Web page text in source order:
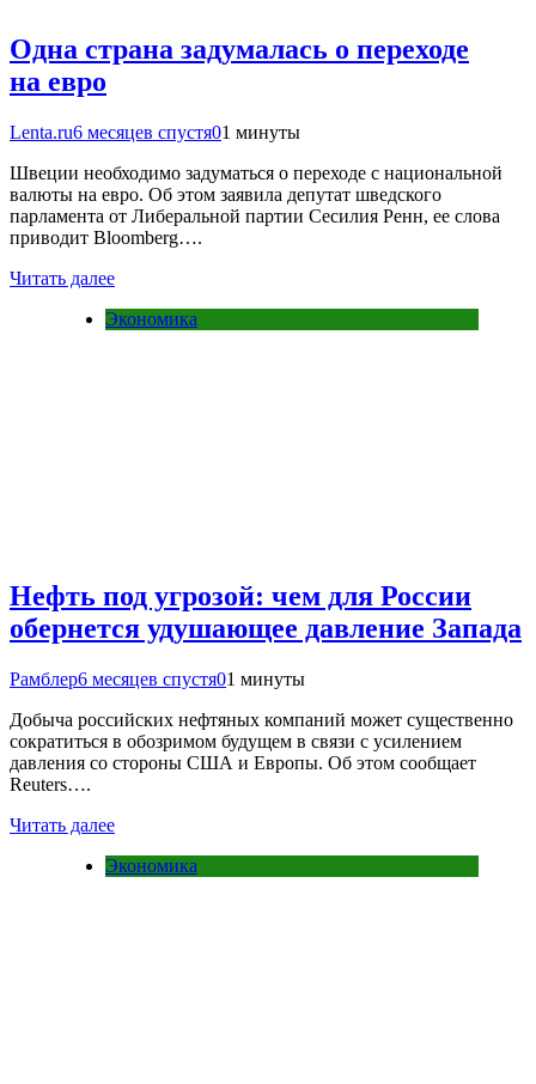
Одна страна задумалась о переходе
на евро
Lenta.ru6 месяцев спустя01 минуты
Швеции необходимо задуматься о переходе с национальной
валюты на евро. Об этом заявила депутат шведского
парламента от Либеральной партии Сесилия Ренн, ее слова
приводит Bloomberg….
Читать далее
Экономика
Нефть под угрозой: чем для России
обернется удушающее давление Запада
Рамблер6 месяцев спустя01 минуты
Добыча российских нефтяных компаний может существенно
сократиться в обозримом будущем в связи с усилением
давления со стороны США и Европы. Об этом сообщает
Reuters….
Читать далее
Экономика